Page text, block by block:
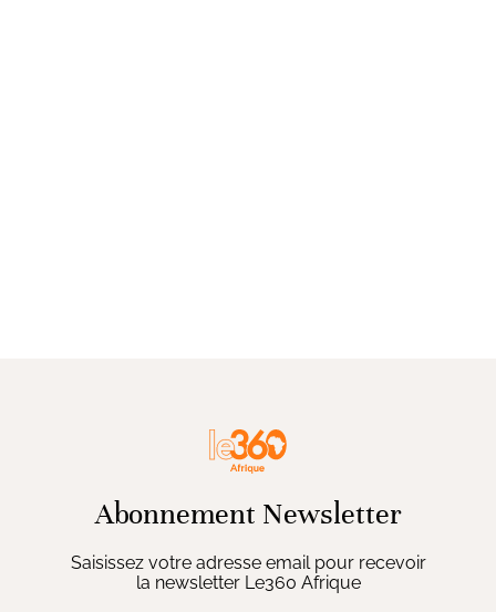
Abonnement Newsletter
Saisissez votre adresse email pour recevoir
la newsletter Le360 Afrique